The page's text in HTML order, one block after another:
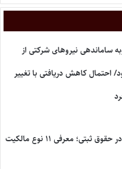
ساماندهی نیروهای شرکتی از
احتمال کاهش دریافتی با تغییر
انواع مالکیت املاک در حقوق ثبتی؛ معرفی ۱۱ نوع مالکیت